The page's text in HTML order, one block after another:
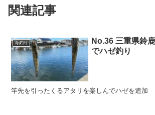
関連記事
海釣り
No.36 三重県鈴
でハゼ釣り
竿先を引ったくるアタリを楽しんでハゼを追加